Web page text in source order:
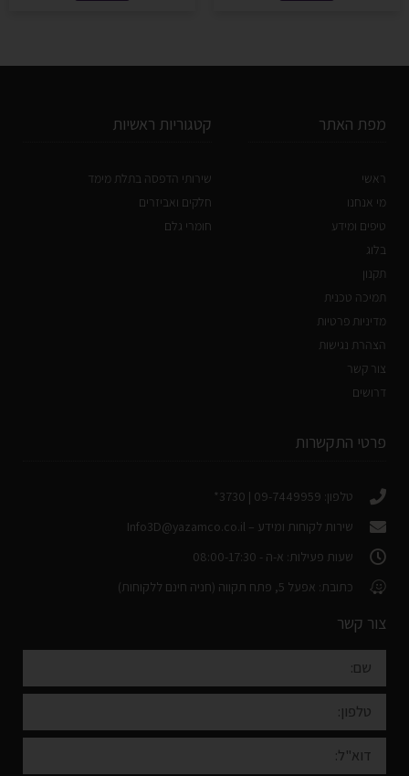
מפת האתר
ראשי
מי אנחנו
טיפים ומידע
בלוג
תקנון
תמיכה טכנית
מדיניות פרטיות
הצהרת נגישות
צור קשר
דרושים
קטגוריות ראשיות
שירותי הדפסה בתלת מימד
חלקים ואביזרים
חומרי גלם
פרטי התקשרות
טלפון: 09-7449959 | 3730*
שירות לקוחות ומידע – Info3D@yazamco.co.il
שעות פעילות: א-ה - 08:00-17:30
כתובת: אפעל 5, פתח תקווה (חניה חינם ללקוחות)
צור קשר